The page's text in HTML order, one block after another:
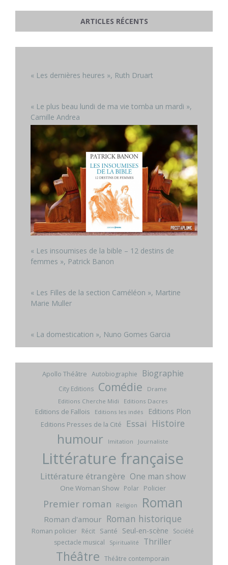
ARTICLES RÉCENTS
« Les dernières heures », Ruth Druart
« Le plus beau lundi de ma vie tomba un mardi »,
Camille Andrea
« Les insoumises de la bible – 12 destins de
femmes », Patrick Banon
« Les Filles de la section Caméléon », Martine
Marie Muller
« La domestication », Nuno Gomes Garcia
Apollo Théâtre Autobiographie Biographie
City Editions Comédie
Drame
Editions Cherche Midi
Editions Dacres
Editions de Fallois Editions les indés Editions Plon
Editions Presses de la Cité Essai Histoire
humour Imitation Journaliste
Littérature française
Littérature étrangère One man show
One Woman Show Polar Policier
Premier roman Religion Roman
Roman d'amour Roman historique
Roman policier Récit Santé Seul-en-scène
Société
spectacle musical
Spiritualité Thriller
Théâtre Théâtre contemporain